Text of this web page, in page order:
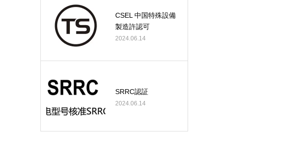
CSEL 中国特殊設備
製造許認可
2024.06.14
SRRC認証
2024.06.14